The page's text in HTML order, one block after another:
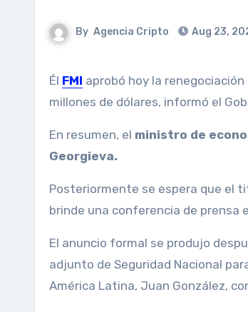
By Agencia Cripto Aug 23,
Él FMI aprobó hoy la
millones de dólares, informó el
En resumen, el ministro de
Georgieva.
Posteriormente se espera que el
brinde una conferencia de prensa
El anuncio formal se produjo
adjunto de Seguridad Nacional
América Latina, Juan González,